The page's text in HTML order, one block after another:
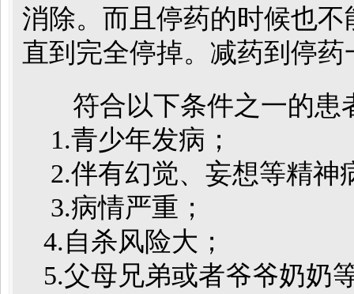
消除。而且停药的时候也
直到完全停掉。减药到停
符合以下条件之一的患
1.青少年发病；
2.伴有幻觉、妄想等精神
3.病情严重；
4.自杀风险大；
5.父母兄弟或者爷爷奶奶